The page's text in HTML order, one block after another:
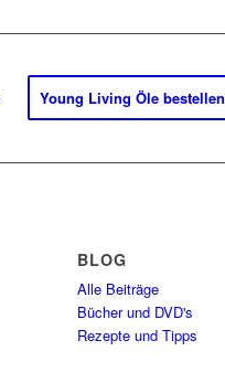
Young Living Öle bestellen
BLOG
Alle Beiträge
Bücher und DVD's
Rezepte und Tipps